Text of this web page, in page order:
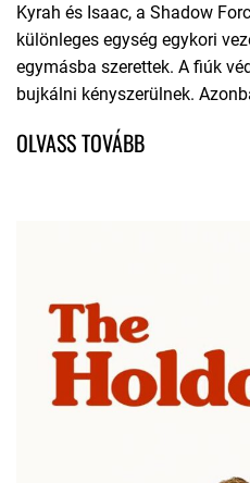
Kyrah és Isaac, a Shadow
különleges egység egykori
egymásba szerettek. A fiúk
bujkálni kényszerülnek.